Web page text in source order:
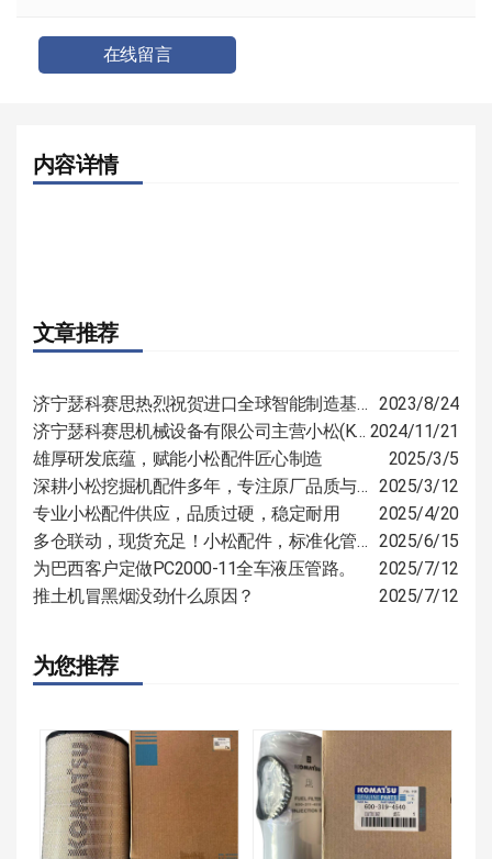
在线留言
内容详情
文章推荐
济宁瑟科赛思热烈祝贺进口全球智能制造基地开工仪式圆满举行 2023/8/24
济宁瑟科赛思机械设备有限公司主营小松(KOMATSU)、山推(SHANTUI)、卡特（CAT）等国际知名品牌的全系列产品的零部件 2024/11/21
雄厚研发底蕴，赋能小松配件匠心制造
2025/3/5
深耕小松挖掘机配件多年，专注原厂品质与定制服务 2025/3/12
专业小松配件供应，品质过硬，稳定耐用
2025/4/20
多仓联动，现货充足！小松配件，标准化管控，多仓覆盖速达全国 2025/6/15
为巴西客户定做PC2000-11全车液压管路。
2025/7/12
推土机冒黑烟没劲什么原因？
2025/7/12
为您推荐